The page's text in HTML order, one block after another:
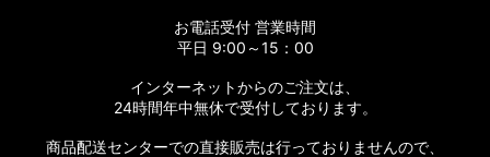
お電話受付 営業時間
平日 9:00～15：00
インターネットからのご注文は、
24時間年中無休で受付しております。
商品配送センターでの直接販売は行っておりませんので、